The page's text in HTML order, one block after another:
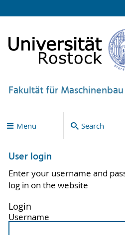
Fakultät für
Menu Search
User login
Enter your username and
log in on the website
Login
Username